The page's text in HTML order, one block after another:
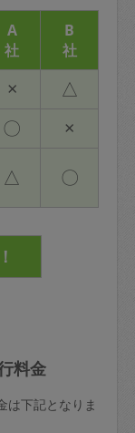
A
社
B
社
× △
〇 ×
△ 〇
料金
は下記となりま